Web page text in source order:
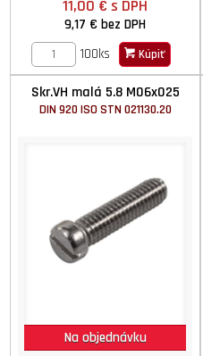
11,00 €s DPH
9,17 €bez DPH
100ks
Kúpiť
Skr.VH malá 5.8 M06x025
DIN 920 ISO STN 021130.20
Na objednávku